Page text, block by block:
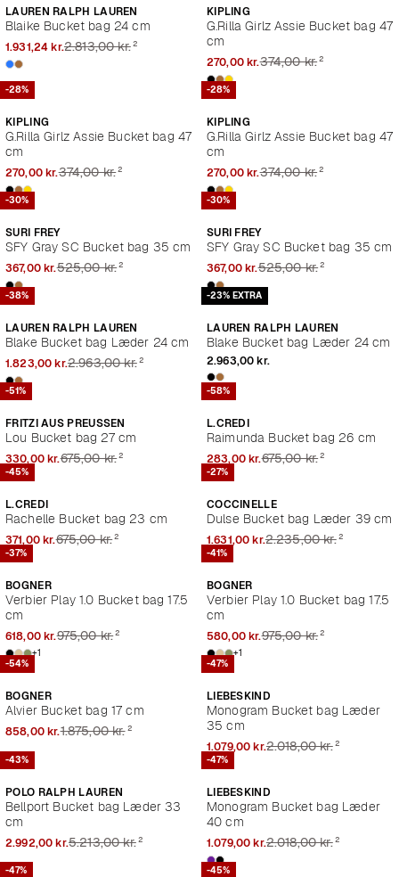
LAUREN RALPH LAUREN
Blaike Bucket bag 24 cm
1.931,24 kr.2.813,00 kr.²
KIPLING
G.Rilla Girlz Assie Bucket bag 47
cm
270,00 kr.374,00 kr.²
-28%
KIPLING
G.Rilla Girlz Assie Bucket bag 47
cm
270,00 kr.374,00 kr.²
-28%
KIPLING
G.Rilla Girlz Assie Bucket bag 47
cm
270,00 kr.374,00 kr.²
-30%
SURI FREY
SFY Gray SC Bucket bag 35 cm
367,00 kr.525,00 kr.²
-30%
SURI FREY
SFY Gray SC Bucket bag 35 cm
367,00 kr.525,00 kr.²
-38%
LAUREN RALPH LAUREN
Blake Bucket bag Læder 24 cm
1.823,00 kr.2.963,00 kr.²
-23% EXTRA
LAUREN RALPH LAUREN
Blake Bucket bag Læder 24 cm
2.963,00 kr.
-51%
FRITZI AUS PREUSSEN
Lou Bucket bag 27 cm
330,00 kr.675,00 kr.²
-58%
L.CREDI
Raimunda Bucket bag 26 cm
283,00 kr.675,00 kr.²
-45%
L.CREDI
Rachelle Bucket bag 23 cm
371,00 kr.675,00 kr.²
-27%
COCCINELLE
Dulse Bucket bag Læder 39 cm
1.631,00 kr.2.235,00 kr.²
-37%
BOGNER
Verbier Play 1.0 Bucket bag 17.5
cm
618,00 kr.975,00 kr.²
+1
-41%
BOGNER
Verbier Play 1.0 Bucket bag 17.5
cm
580,00 kr.975,00 kr.²
+1
-54%
BOGNER
Alvier Bucket bag 17 cm
858,00 kr.1.875,00 kr.²
-47%
LIEBESKIND
Monogram Bucket bag Læder
35 cm
1.079,00 kr.2.018,00 kr.²
-43%
POLO RALPH LAUREN
Bellport Bucket bag Læder 33
cm
2.992,00 kr.5.213,00 kr.²
-47%
LIEBESKIND
Monogram Bucket bag Læder
40 cm
1.079,00 kr.2.018,00 kr.²
-47% -45%